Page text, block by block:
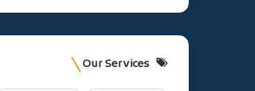
Our Services